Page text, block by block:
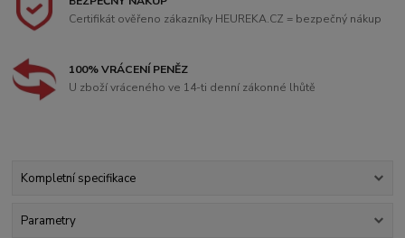
Certifikát ověřeno zákazníky HEUREKA.CZ = bezpečný nákup
100% VRÁCENÍ PENĚZ
U zboží vráceného ve 14-ti denní zákonné lhůtě
Kompletní specifikace
Parametry